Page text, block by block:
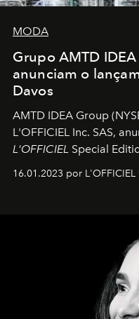
MODA
Grupo AMTD IDEA
anunciam o
Davos
AMTD IDEA Group
L'OFFICIEL Inc. SAS,
L'OFFICIEL Special
16.01.2023 por L'OFFICIEL